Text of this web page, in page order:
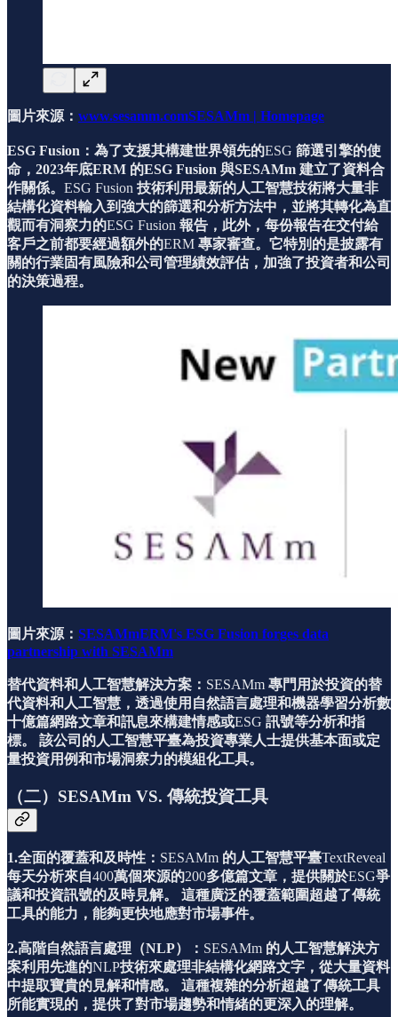
圖片來源： www.sesamm.comSESAMm | Homepage
ESG Fusion：為了支援其構建世界領先的ESG 篩選引擎的使
命，2023年底ERM 的ESG Fusion 與SESAMm 建立了資料合
作關係。 ESG Fusion 技術利用最新的人工智慧技術將大量非
結構化資料輸入到強大的篩選和分析方法中，並將其轉化為直
觀而有洞察力的ESG Fusion 報告，此外，每份報告在交付給
客戶之前都要經過額外的ERM 專家審查。它特別的是披露有
關的行業固有風險和公司管理績效評估，加強了投資者和公司
的決策過程。
圖片來源： SESAMmERM's ESG Fusion forges data
partnership with SESAMm
替代資料和人工智慧解決方案： SESAMm 專門用於投資的替
代資料和人工智慧，透過使用自然語言處理和機器學習分析數
十億篇網路文章和訊息來構建情感或ESG 訊號等分析和指
標。
該公司的人工智慧平臺為投資專業人士提供基本面或定
量投資用例和市場洞察力的模組化工具。
（二）SESAMm VS. 傳統投資工具
1.全面的覆蓋和及時性： SESAMm 的人工智慧平臺TextReveal
每天分析來自400萬個來源的200多億篇文章，提供關於ESG爭
議和投資訊號的及時見解。
這種廣泛的覆蓋範圍超越了傳統
工具的能力，能夠更快地應對市場事件。
2.高階自然語言處理（NLP）： SESAMm 的人工智慧解決方
案利用先進的NLP技術來處理非結構化網路文字，從大量資料
中提取寶貴的見解和情感。
這種複雜的分析超越了傳統工具
所能實現的，提供了對市場趨勢和情緒的更深入的理解。